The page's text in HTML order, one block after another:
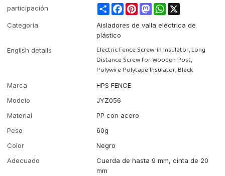
participación ShareFacebookPinterestMastodon
WhatsApp
Categoría
Aisladores de valla eléctrica de
plástico
English details
Electric Fence Screw-in Insulator, Long
Distance Screw for Wooden Post,
Polywire Polytape Insulator, Black
Marca
HPS FENCE
Modelo
JYZ056
Material
PP con acero
Peso
60g
Color
Negro
Adecuado
Cuerda de hasta 9 mm, cinta de 20
mm